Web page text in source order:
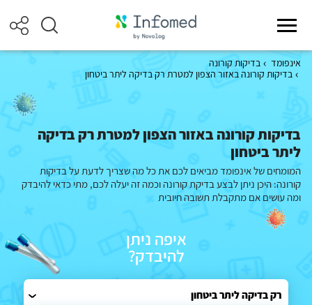
אינפומד
בדיקות קורונה
בדיקות קורונה באזור הצפון למטרת רק בדיקה ליתר ביטחון
בדיקות קורונה באזור הצפון למטרת רק בדיקה
ליתר ביטחון
המומחים של אינפומד מביאים לכם את כל מה שצריך לדעת על בדיקות
קורונה: היכן ניתן לבצע בדיקת קורונה וכמה זה יעלה לכם, מתי כדאי להיבדק
ומה עושים אם מתקבלת תשובה חיובית
איפה ניתן
להיבדק?
רק בדיקה ליתר ביטחון